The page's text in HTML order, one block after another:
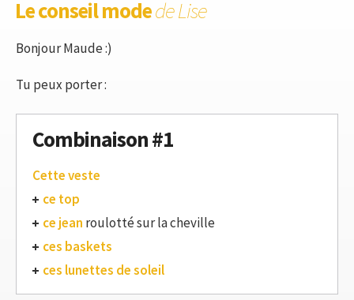
Le conseil modede Lise
Bonjour Maude :)
Tu peux porter :
Combinaison #1
Cette veste
ce top
ce jean roulotté sur la cheville
ces baskets
ces lunettes de soleil